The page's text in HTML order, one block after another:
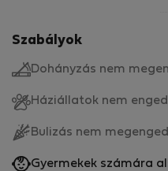
Szabályok
Dohányzás nem
Háziállatok nem
Bulizás nem
Gyermekek számára